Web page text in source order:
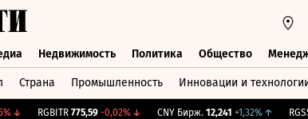
Недвижимость Политика Общество
Страна Промышленность Инновации и
↓ RGBITR 775,59 -0,02%↓ CNY Бирж. 12,241 +1,32%↑ RGSS